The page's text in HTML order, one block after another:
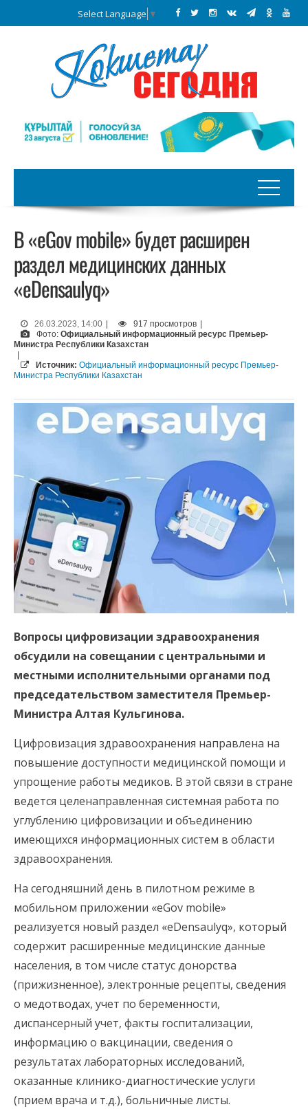
Select Language ▼
В «eGov mobile» будет расширен
раздел медицинских данных
«eDensaulyq»
26.03.2023, 14:00 917 просмотров
Фото: Официальный информационный ресурс Премьер-
Министра Республики Казахстан
Источник: Официальный информационный ресурс Премьер-
Министра Республики Казахстан
Вопросы цифровизации здравоохранения
обсудили на совещании с центральными и
местными исполнительными органами под
председательством заместителя Премьер-
Министра Алтая Кульгинова.
Цифровизация здравоохранения направлена на
повышение доступности медицинской помощи и
упрощение работы медиков. В этой связи в стране
ведется целенаправленная системная работа по
углублению цифровизации и объединению
имеющихся информационных систем в области
здравоохранения.
На сегодняшний день в пилотном режиме в
мобильном приложении «eGov mobile»
реализуется новый раздел «eDensaulyq», который
содержит расширенные медицинские данные
населения, в том числе статус донорства
(прижизненное), электронные рецепты, сведения
о медотводах, учет по беременности,
диспансерный учет, факты госпитализации,
информацию о вакцинации, сведения о
результатах лабораторных исследований,
оказанные клинико-диагностические услуги
(прием врача и т.д.), больничные листы.